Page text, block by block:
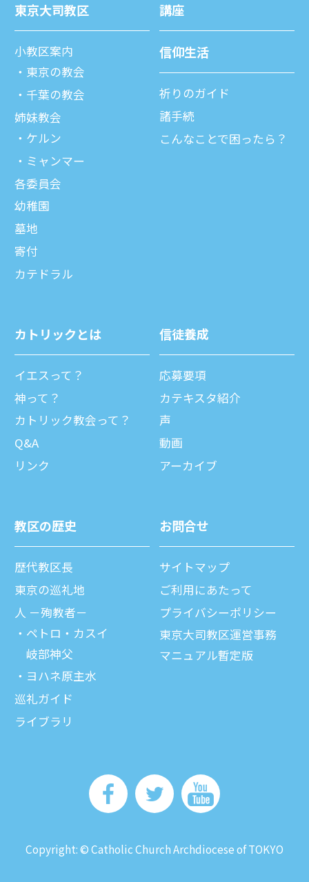
東京⼤司教区
⼩教区案内
東京の教会
千葉の教会
姉妹教会
ケルン
ミャンマー
各委員会
幼稚園
墓地
寄付
カテドラル
講座
信仰⽣活
祈りのガイド
諸⼿続
こんなことで困ったら？
カトリックとは
イエスって？
神って？
カトリック教会って？
Q&A
リンク
信徒養成
応募要項
カテキスタ紹介
声
動画
アーカイブ
教区の歴史
歴代教区⻑
東京の巡礼地
⼈ －殉教者－
ペトロ・カスイ
岐部神父
ヨハネ原主水
巡礼ガイド
ライブラリ
お問合せ
サイトマップ
ご利⽤にあたって
プライバシーポリシー
東京大司教区運営事務
マニュアル暫定版
Copyright: © Catholic Church Archdiocese of TOKYO